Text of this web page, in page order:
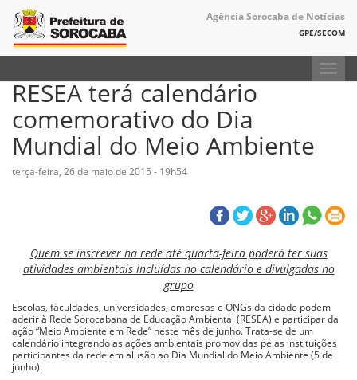
Agência Sorocaba de Notícias
GPE/SECOM
RESEA terá calendário
comemorativo do Dia
Mundial do Meio Ambiente
terça-feira, 26 de maio de 2015 - 19h54
Quem se inscrever na rede até quarta-feira poderá ter suas
atividades ambientais incluídas no calendário e divulgadas no
grupo
Escolas, faculdades, universidades, empresas e ONGs da cidade podem
aderir à Rede Sorocabana de Educação Ambiental (RESEA) e participar da
ação “Meio Ambiente em Rede” neste mês de junho. Trata-se de um
calendário integrando as ações ambientais promovidas pelas instituições
participantes da rede em alusão ao Dia Mundial do Meio Ambiente (5 de
junho).